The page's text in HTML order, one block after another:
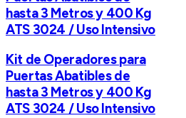
hasta 3 Metros y 400 Kg
ATS 3024 / Uso Intensivo
Kit de Operadores para
Puertas Abatibles de
hasta 3 Metros y 400 Kg
ATS 3024 / Uso Intensivo